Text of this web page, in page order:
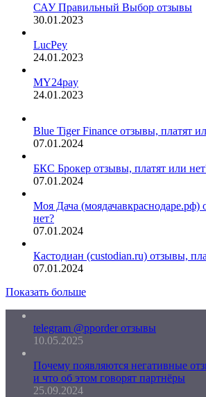
САУ Правильный Выбор отзывы
30.01.2023
LucPey
24.01.2023
MY24pay
24.01.2023
Blue Tiger Finance отзывы, платят
07.01.2024
БКС Брокер отзывы, платят или
07.01.2024
Моя Дача (моядачавкраснодаре.рф)
нет?
07.01.2024
Кастодиан (custodian.ru) отзывы,
07.01.2024
Показать больше
telegram @pporder отзывы
10.05.2025
Почему появляются негативные
и что об этом говорят партнёры
25.09.2024